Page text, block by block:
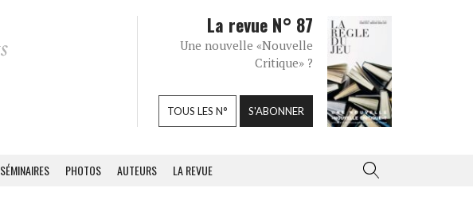
La revue N° 87
Une nouvelle «Nouvelle
Critique» ?
TOUS LES N° S'ABONNER
SÉMINAIRES PHOTOS AUTEURS LA REVUE